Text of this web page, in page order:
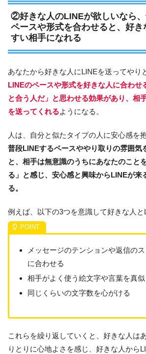
②好きな人のLINEが欲しいなら
ペースや形式を合わせると、好
すい相手になれる
あなたから好きな人にLINEを送ってやり
LINEのペースや形式を好きな人に合わせ
と合う人だ」と思わせる効果があり、相
を送ってくれるようになる。
人は、自分と似たタイプの人に安心感を
普段LINEするペースややり取りの雰囲気
と、相手は無意識のうちにあなたのこと
る」と感じ、安心感と興味からLINEが来
る。
例えば、以下の3つを意識して好きな人と
メッセージのテンションや返信の
に合わせる
相手がよく使う絵文字や言葉を真
同じくらいの文字数を心がける
これらを繰り返していくと、好きな人は
りとりに心地よさを感じ、好きな人から